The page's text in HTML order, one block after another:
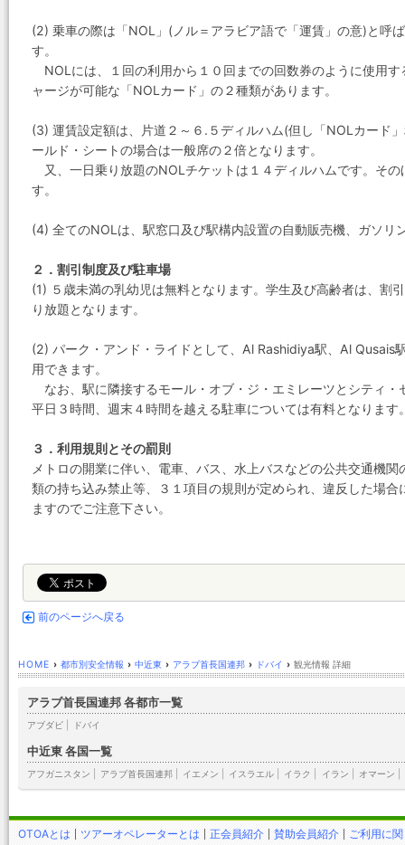
(2) 乗車の際は「NOL」(ノル＝アラビア語で「運賃」の意)と呼
す。
NOLには、１回の利用から１０回までの回数券のように使用
ャージが可能な「NOLカード」の２種類があります。
(3) 運賃設定額は、片道２～６.５ディルハム(但し「NOLカード
ールド・シートの場合は一般席の２倍となります。
又、一日乗り放題のNOLチケットは１４ディルハムです。そ
す。
(4) 全てのNOLは、駅窓口及び駅構内設置の自動販売機、ガソリ
２．割引制度及び駐車場
(1) ５歳未満の乳幼児は無料となります。学生及び高齢者は、割
り放題となります。
(2) パーク・アンド・ライドとして、Al Rashidiya駅、Al Qusais
用できます。
なお、駅に隣接するモール・オブ・ジ・エミレーツとシティ
平日３時間、週末４時間を越える駐車については有料となります
３．利用規則とその罰則
メトロの開業に伴い、電車、バス、水上バスなどの公共交通機
類の持ち込み禁止等、３１項目の規則が定められ、違反した場
ますのでご注意下さい。
前のページへ戻る
HOME › 都市別安全情報 › 中近東 › アラブ首長国連邦 › ドバイ › 観光情報 詳細
アラブ首長国連邦 各都市一覧
アブダビ ドバイ
中近東 各国一覧
アフガニスタン アラブ首長国連邦 イエメン イスラエル イラク イラン オマーン
OTOAとは ツアーオペレーターとは 正会員紹介 賛助会員紹介 ご利用に